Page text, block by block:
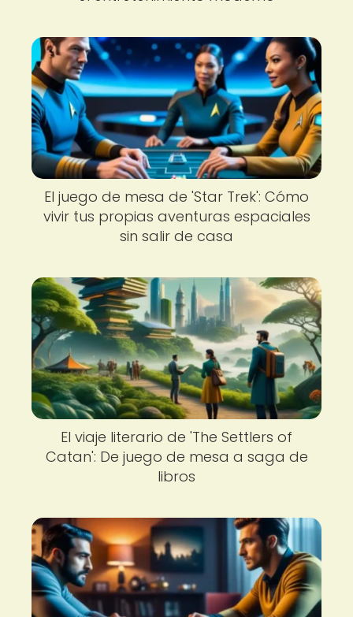
El juego de mesa de 'Star Trek': Cómo
vivir tus propias aventuras espaciales
sin salir de casa
El viaje literario de 'The Settlers of
Catan': De juego de mesa a saga de
libros